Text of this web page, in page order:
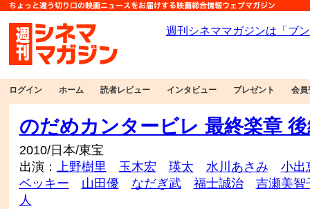
ログイン ホーム 読者レビュー インタビュー プレゼント 会員
のだめカンタービレ 最終楽章
2010/日本/東宝
出演： 上野樹里 玉木宏 瑛太 水川あさみ
小出
ベッキー
山田優 なだぎ武 福士誠治
吉瀬美智
人